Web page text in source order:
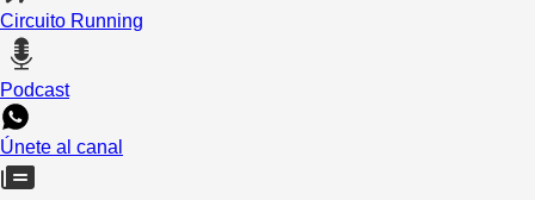
Circuito Running
Podcast
Únete al canal